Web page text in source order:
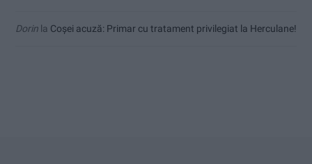
Dorin la Coșei acuză: Primar cu tratament privilegiat la Herculane!